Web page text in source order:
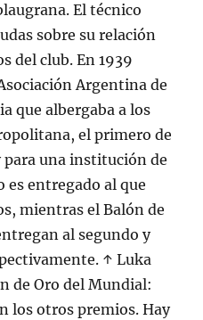
El técnico
sobre su relación
del club. En 1939
Argentina de
que albergaba a los
el primero de
una institución de
es entregado al que
mientras el Balón de
al segundo y
↑ Luka
de Oro del Mundial:
los otros premios. Hay